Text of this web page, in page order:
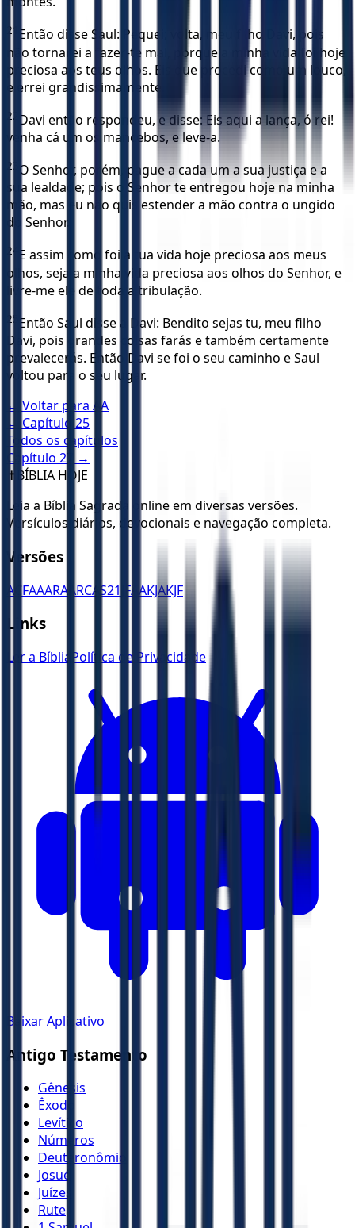
21
Então disse Saul: Pequei; volta, meu filho Davi, pois
não tornarei a fazer-te mal, porque a minha vida foi hoje
preciosa aos teus olhos. Eis que procedi como um louco,
e errei grandissimamente.
22 Davi então respondeu, e disse: Eis aqui a lança, ó rei!
venha cá um os mancebos, e leve-a.
23 O Senhor, porém, pague a cada um a sua justiça e a
sua lealdade; pois o Senhor te entregou hoje na minha
mão, mas eu não quis estender a mão contra o ungido
do Senhor.
24 E assim como foi a tua vida hoje preciosa aos meus
olhos, seja a minha vida preciosa aos olhos do Senhor, e
livre-me ele de toda a tribulação.
25 Então Saul disse a Davi: Bendito sejas tu, meu filho
Davi, pois grandes coisas farás e também certamente
prevalecerás. Então Davi se foi o seu caminho e Saul
voltou para o seu lugar.
← Voltar para AA
← Capítulo 25
Todos os capítulos
Capítulo 27
→
✝️ BÍBLIA HOJE
Leia a Bíblia Sagrada online em diversas versões.
Versículos diários, devocionais e navegação completa.
Versões
ACFAAARA ARCAS21 JFAAKJAKJF
Links
Ler a Bíblia Política de Privacidade
Baixar Aplicativo
Antigo Testamento
Gênesis
Êxodo
Levítico
Números
Deuteronômio
Josué
Juízes
Rute